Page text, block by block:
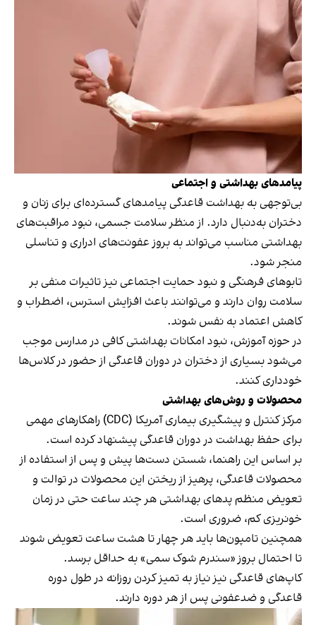
پیامدهای بهداشتی و اجتماعی
بی‌توجهی به بهداشت قاعدگی پیامدهای گسترده‌ای برای زنان و
دختران به‌دنبال دارد. از منظر سلامت جسمی، نبود مراقبت‌های
بهداشتی مناسب می‌تواند به بروز عفونت‌های ادراری و تناسلی
منجر شود.
تابوهای فرهنگی و نبود حمایت اجتماعی نیز تاثیرات منفی بر
سلامت روان دارند و می‌توانند باعث افزایش استرس، اضطراب و
کاهش اعتماد به نفس شوند.
در حوزه آموزش، نبود امکانات بهداشتی کافی در مدارس موجب
می‌شود بسیاری از دختران در دوران قاعدگی از حضور در کلاس‌ها
خودداری کنند.
محصولات و روش‌های بهداشتی
مرکز کنترل و پیشگیری بیماری آمریکا (CDC) راهکارهای مهمی
برای حفظ بهداشت در دوران قاعدگی پیشنهاد کرده‌ است.
بر اساس این راهنما، شستن دست‌ها پیش و پس از استفاده از
محصولات قاعدگی، پرهیز از ریختن این محصولات در توالت و
تعویض منظم پدهای بهداشتی هر چند ساعت حتی در زمان
خونریزی کم، ضروری است.
همچنین تامپون‌ها باید هر چهار تا هشت ساعت تعویض شوند
تا احتمال بروز «سندرم شوک سمی» به حداقل برسد.
کاپ‌های قاعدگی نیز نیاز به تمیز کردن روزانه در طول دوره
قاعدگی و ضدعفونی پس از هر دوره دارند.